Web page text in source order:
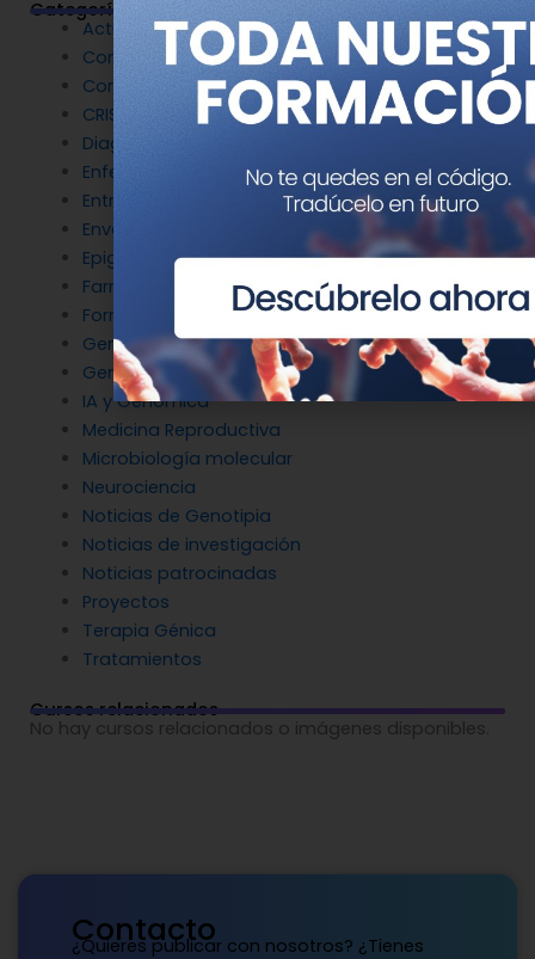
Categorías
Actualidad
Congresos
Coronavirus
CRISPR
Diagnóstico Genético
Enfermedades Raras
Entrevistas
Envejecimiento y longevidad
Epigenética
Farmacogenética
Formación
Genética del cáncer
Genética en Cardiología
IA y Genómica
Medicina Reproductiva
Microbiología molecular
Neurociencia
Noticias de Genotipia
Noticias de investigación
Noticias patrocinadas
Proyectos
Terapia Génica
Tratamientos
Cursos relacionados
No hay cursos relacionados o imágenes disponibles.
Contacto
¿Quieres publicar con nosotros? ¿Tienes